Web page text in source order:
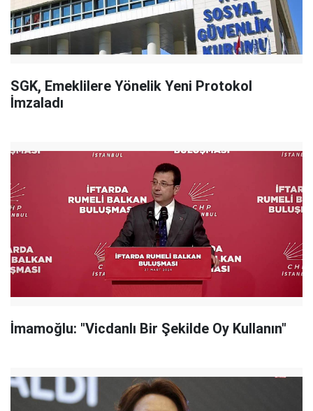
SGK, Emeklilere Yönelik Yeni Protokol
İmzaladı
İmamoğlu: "Vicdanlı Bir Şekilde Oy Kullanın"